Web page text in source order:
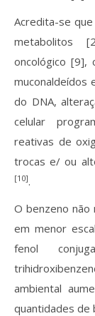
Acredita-se
metabolitos
oncológico [9],
muconaldeídos
do DNA,
celular
reativas de
trocas e/ ou
[10].
O benzeno
em menor
fenol
ambiental
quantidades de